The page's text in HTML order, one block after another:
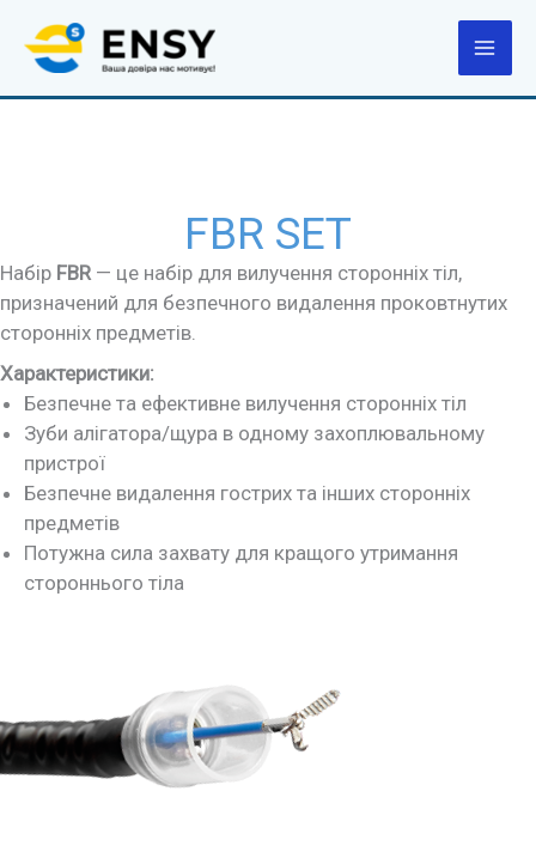
вмісту
FBR SET
Набір FBR— це набір для вилучення сторонніх тіл,
призначений для безпечного видалення проковтнутих
сторонніх предметів.
Характеристики:
Безпечне та ефективне вилучення сторонніх тіл
Зуби алігатора/щура в одному захоплювальному
пристрої
Безпечне видалення гострих та інших сторонніх
предметів
Потужна сила захвату для кращого утримання
стороннього тіла